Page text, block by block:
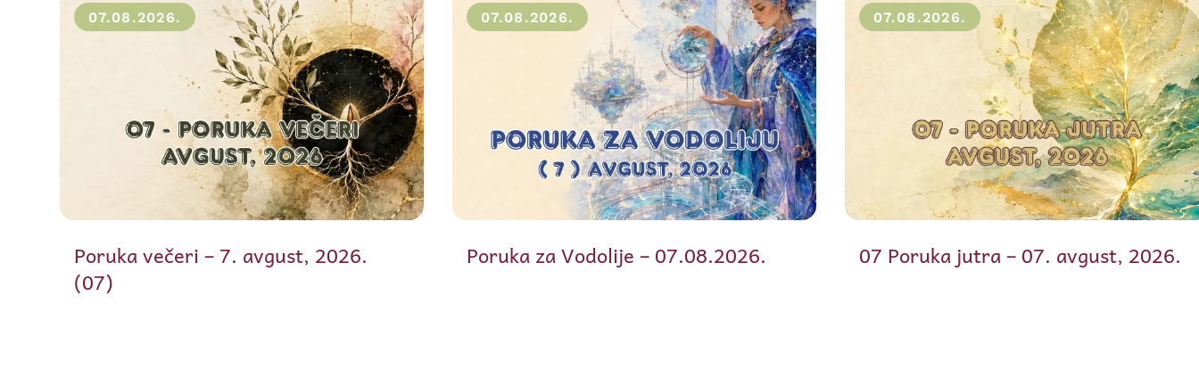
07.08.2026.
Poruka večeri – 7. avgust, 2026.
(07)
07.08.2026.
Poruka za Vodolije – 07.08.2026.
07.08.2026.
07 Poruka jutra – 07. avgust, 2026.